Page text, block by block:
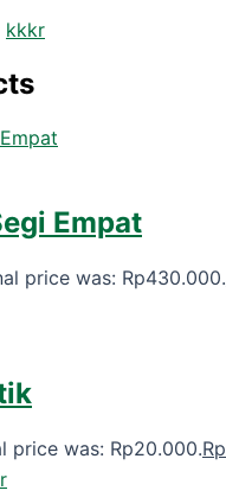
kkkr
Empat
price was: Rp430.000.
price was: Rp20.000.Rp